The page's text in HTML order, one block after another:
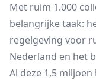
Met ruim 1.000
belangrijke taak:
regelgeving voor
Nederland en het
Al deze 1,5